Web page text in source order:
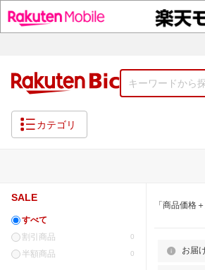
カテゴリ
SALE
すべて
0
割引商品
0
半額商品
「商品価格
お届